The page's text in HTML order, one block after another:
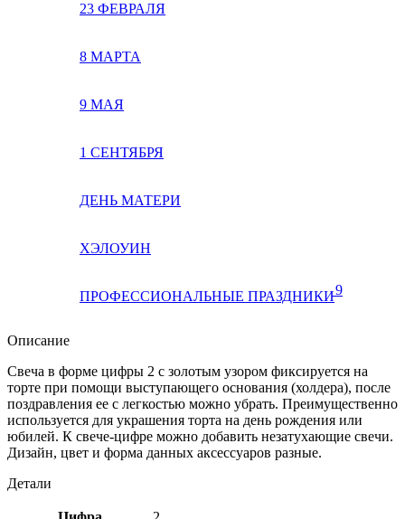
23 ФЕВРАЛЯ
8 МАРТА
9 МАЯ
1 СЕНТЯБРЯ
ДЕНЬ МАТЕРИ
ХЭЛОУИН
ПРОФЕССИОНАЛЬНЫЕ ПРАЗДНИКИ9
Описание
Свеча в форме цифры 2 с золотым узором фиксируется на
торте при помощи выступающего основания (холдера), после
поздравления ее с легкостью можно убрать. Преимущественно
используется для украшения торта на день рождения или
юбилей. К свече-цифре можно добавить незатухающие свечи.
Дизайн, цвет и форма данных аксессуаров разные.
Детали